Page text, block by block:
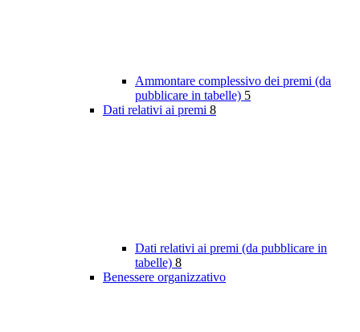
Ammontare complessivo dei premi (da
pubblicare in tabelle) 5
Dati relativi ai premi 8
Dati relativi ai premi (da pubblicare in
tabelle) 8
Benessere organizzativo